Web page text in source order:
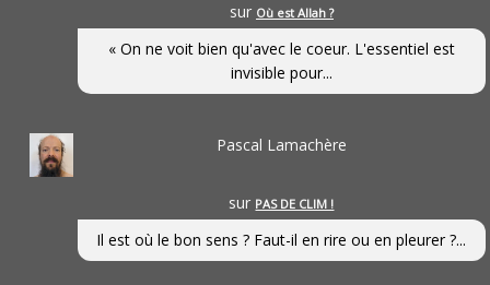
sur Où est Allah ?
« On ne voit bien qu'avec le coeur. L'essentiel est
invisible pour...
Pascal Lamachère
sur PAS DE CLIM !
Il est où le bon sens ? Faut-il en rire ou en pleurer ?...